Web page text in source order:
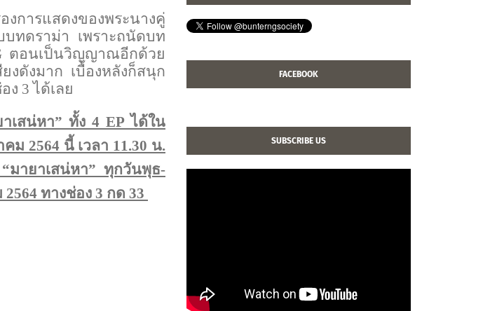
งการแสดงของพระนางคู่
ทดราม่า เพราะถนัดบท
ตอนเป็นวิญญาณอีกด้วย
งดังมาก เบื้องหลังก็สนุก
3 ได้เลย
เสน่หา” ทั้ง 4 EP ได้ใน
ม 2564 นี้ เวลา 11.30 น.
มายาเสน่หา” ทุกวันพุธ-
ทางช่อง 3 กด 33
FACEBOOK
SUBSCRIBE US